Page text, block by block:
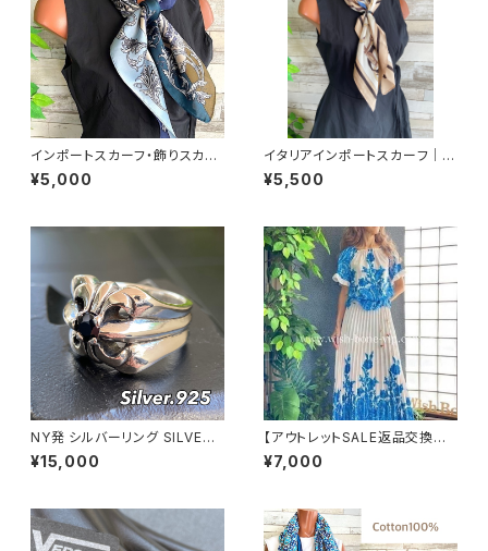
インポートスカーフ・飾りスカー
フ・スクエア小さめスカーフ ツヤ
スカーフ・バッグスカーフ/ネイビ
¥5,000
イタリアインポートスカーフ｜小
さめツヤスカーフ・SILK風 バッ
グスカーフ/ブルーストライプ・チ
¥5,500
NY発 シルバーリング SILVER9
25 百合 王冠 フローラルリング
ブラックストーン 指輪
¥15,000
【アウトレットSALE返品交換不
可8/20まで】イタリア製ロング・
マキシスカート＆トップス セット
¥7,000